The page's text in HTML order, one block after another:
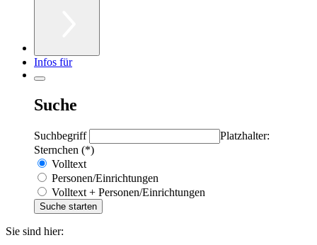
Infos für
Suche
Suchbegriff
Platzhalter:
Sternchen (*)
Volltext
Personen/Einrichtungen
Volltext + Personen/Einrichtungen
Sie sind hier: